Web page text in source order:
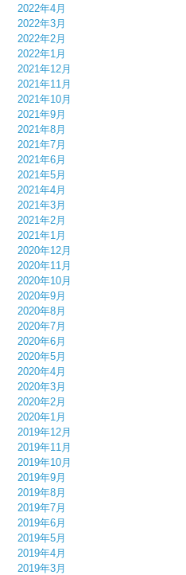
2022年4月
2022年3月
2022年2月
2022年1月
2021年12月
2021年11月
2021年10月
2021年9月
2021年8月
2021年7月
2021年6月
2021年5月
2021年4月
2021年3月
2021年2月
2021年1月
2020年12月
2020年11月
2020年10月
2020年9月
2020年8月
2020年7月
2020年6月
2020年5月
2020年4月
2020年3月
2020年2月
2020年1月
2019年12月
2019年11月
2019年10月
2019年9月
2019年8月
2019年7月
2019年6月
2019年5月
2019年4月
2019年3月